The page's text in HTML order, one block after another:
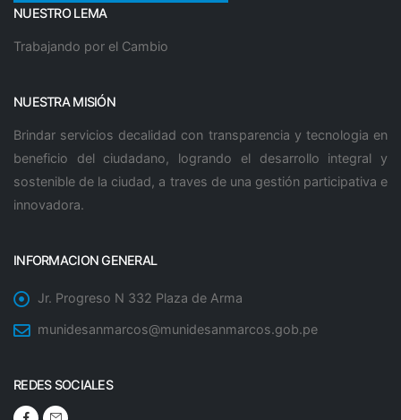
NUESTRO LEMA
Trabajando por el Cambio
NUESTRA MISIÓN
Brindar servicios decalidad con transparencia y tecnologia en
beneficio del ciudadano, logrando el desarrollo integral y
sostenible de la ciudad, a traves de una gestión participativa e
innovadora.
INFORMACION GENERAL
Jr. Progreso N 332 Plaza de Arma
munidesanmarcos@munidesanmarcos.gob.pe
REDES SOCIALES